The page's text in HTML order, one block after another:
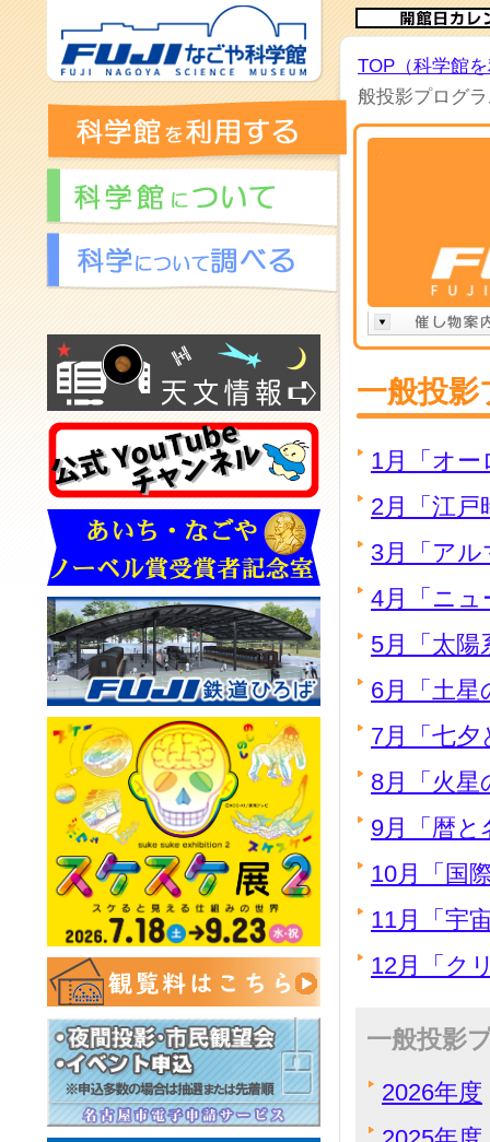
TOP（科学館
般投影プログ
一般投
1月「オー
2月「江戸
3月「アル
4月「ニ
5月「太陽
6月「土星
7月「七夕
8月「火星
9月「暦と
10月「国
11月「宇
12月「ク
一般投影
2026年度